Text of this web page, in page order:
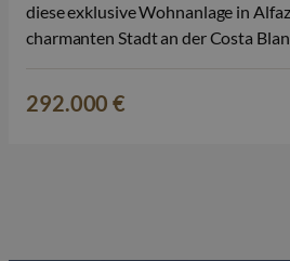
diese exklusive Wohnanlage in
charmanten Stadt an der Costa
konzipiert, die Ruhe, Wohlbefinden
292.000 €